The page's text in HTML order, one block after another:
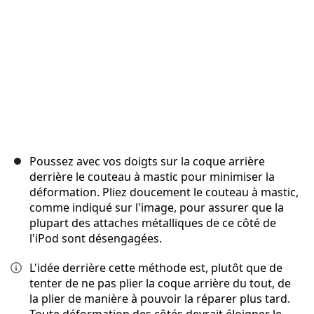
Poussez avec vos doigts sur la coque arrière
derrière le couteau à mastic pour minimiser la
déformation. Pliez doucement le couteau à mastic,
comme indiqué sur l'image, pour assurer que la
plupart des attaches métalliques de ce côté de
l'iPod sont désengagées.
L'idée derrière cette méthode est, plutôt que de
tenter de ne pas plier la coque arrière du tout, de
la plier de manière à pouvoir la réparer plus tard.